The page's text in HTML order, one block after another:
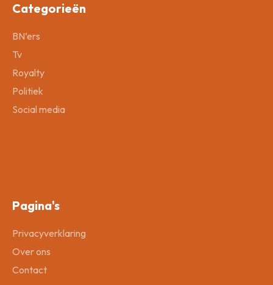
Categorieën
BN’ers
Tv
Royalty
Politiek
Social media
Pagina's
Privacyverklaring
Over ons
Contact